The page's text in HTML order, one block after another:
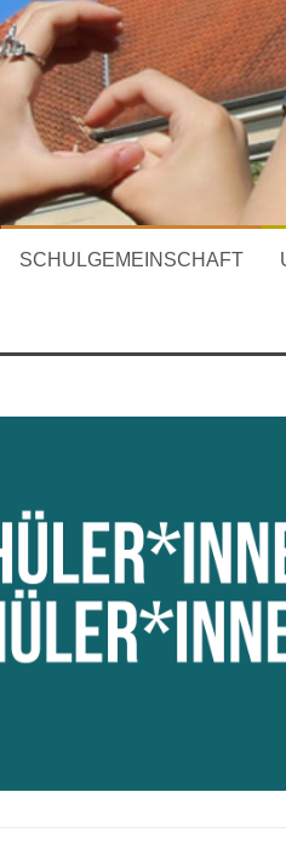
SCHULGEMEINSCHAFT